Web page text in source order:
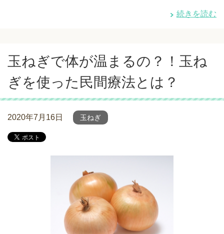
続きを読む
玉ねぎで体が温まるの？！玉ね
ぎを使った民間療法とは？
2020年7月16日 玉ねぎ